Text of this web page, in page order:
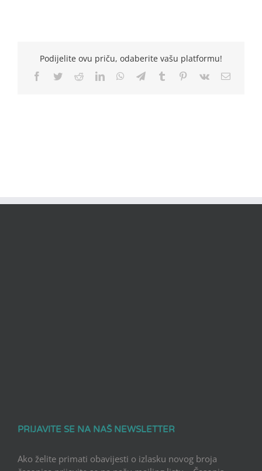
Podijelite ovu priču, odaberite vašu platformu!
Facebook
TwitterRedditLinkedInWhatsApp
TelegramTumblr Pinterest
Vk Email
PRIJAVITE SE NA NAŠ NEWSLETTER
Ako želite primati obavijesti o izlasku novog broja